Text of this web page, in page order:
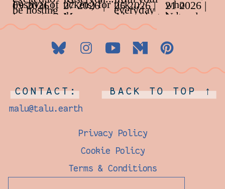
BACK TO TOP ↑
malu@talu.earth
CONTACT:
Privacy Policy
Cookie Policy
Terms & Conditions